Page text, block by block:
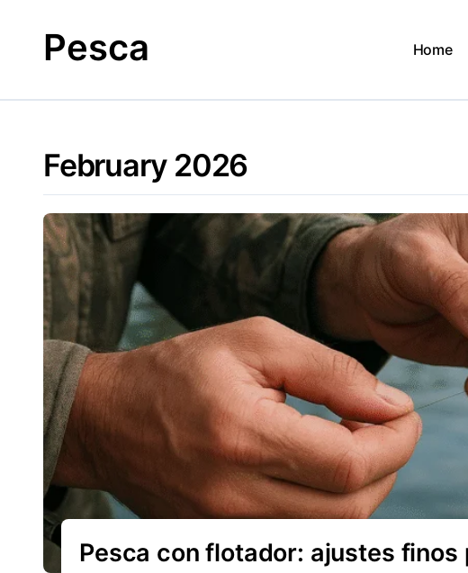
contentPesca Home
February 2026
Pesca con flotador: ajustes